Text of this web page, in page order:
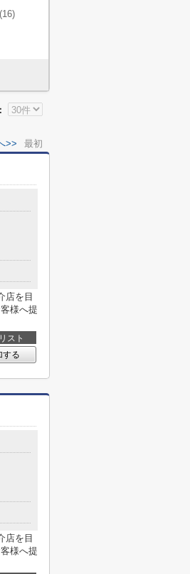
(16)
>> 最初
店を目
様へ提
スト
する
店を目
様へ提